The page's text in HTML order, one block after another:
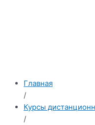
Главная
/
Курсы
/